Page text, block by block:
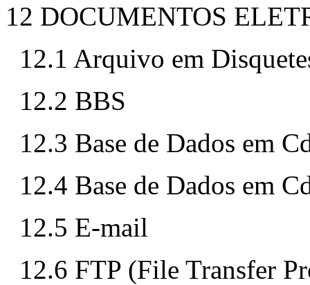
12 DOCUMENTOS
12.1 Arquivo em
12.2 BBS
12.3 Base de Dados em
12.4 Base de Dados em
12.5 E-mail
12.6 FTP (File Transfer